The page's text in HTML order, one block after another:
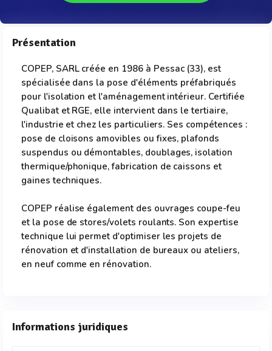
Présentation
COPEP, SARL créée en 1986 à Pessac (33), est
spécialisée dans la pose d'éléments préfabriqués
pour l'isolation et l'aménagement intérieur. Certifiée
Qualibat et RGE, elle intervient dans le tertiaire,
l'industrie et chez les particuliers. Ses compétences :
pose de cloisons amovibles ou fixes, plafonds
suspendus ou démontables, doublages, isolation
thermique/phonique, fabrication de caissons et
gaines techniques.
COPEP réalise également des ouvrages coupe-feu
et la pose de stores/volets roulants. Son expertise
technique lui permet d'optimiser les projets de
rénovation et d'installation de bureaux ou ateliers,
en neuf comme en rénovation.
Informations juridiques